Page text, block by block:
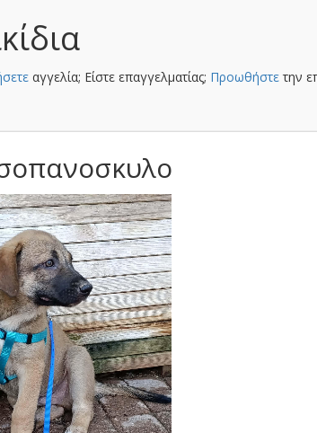
αγγελία; Είστε επαγγελματίας; Προωθήστε την